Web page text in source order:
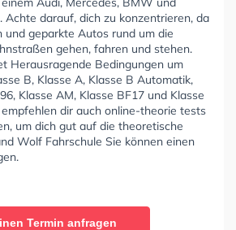
Achte darauf, dich zu konzentrieren, da
und geparkte Autos rund um die
gehen, fahren und stehen.
Herausragende Bedingungen um
B, Klasse A, Klasse B Automatik,
Klasse AM, Klasse BF17 und Klasse
dir auch online-theorie tests
um dich gut auf die theoretische
Wolf Fahrschule Sie können einen
Termin anfragen